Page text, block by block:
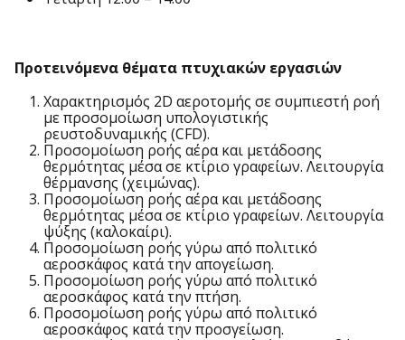
Προτεινόμενα θέματα πτυχιακών εργασιών
Χαρακτηρισμός 2D αεροτομής σε συμπιεστή ροή
με προσομοίωση υπολογιστικής
ρευστοδυναμικής (CFD).
Προσομοίωση ροής αέρα και μετάδοσης
θερμότητας μέσα σε κτίριο γραφείων. Λειτουργία
θέρμανσης (χειμώνας).
Προσομοίωση ροής αέρα και μετάδοσης
θερμότητας μέσα σε κτίριο γραφείων. Λειτουργία
ψύξης (καλοκαίρι).
Προσομοίωση ροής γύρω από πολιτικό
αεροσκάφος κατά την απογείωση.
Προσομοίωση ροής γύρω από πολιτικό
αεροσκάφος κατά την πτήση.
Προσομοίωση ροής γύρω από πολιτικό
αεροσκάφος κατά την προσγείωση.